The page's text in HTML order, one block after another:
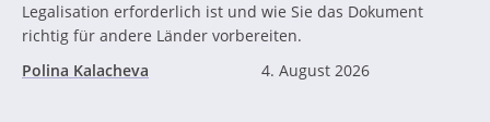
Legalisation erforderlich ist und wie Sie das Dokument
richtig für andere Länder vorbereiten.
Polina Kalacheva
4. August 2026